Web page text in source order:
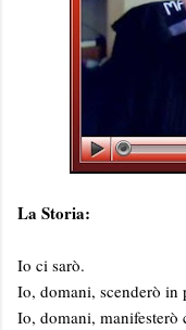
La Storia:
Io ci sarò.
Io, domani, scenderò in
Io, domani,